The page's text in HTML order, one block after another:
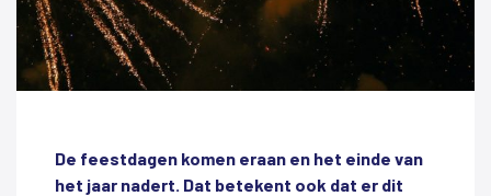
De feestdagen komen eraan en het einde van
het jaar nadert. Dat betekent ook dat er dit